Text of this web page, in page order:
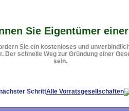
Beteiligungen Vorteile
Sie Eigentümer
Sie ein kostenloses und
Der schnelle Weg zur Gründung einer
sein.
Alle Vorratsgesellschaften